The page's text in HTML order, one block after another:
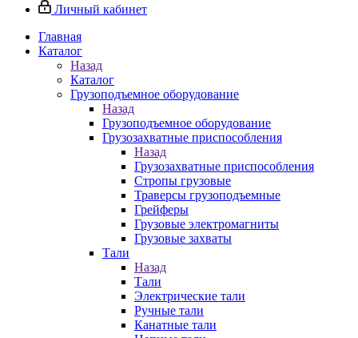
Личный кабинет
Главная
Каталог
Назад
Каталог
Грузоподъемное оборудование
Назад
Грузоподъемное оборудование
Грузозахватные приспособления
Назад
Грузозахватные приспособления
Стропы грузовые
Траверсы грузоподъемные
Грейферы
Грузовые электромагниты
Грузовые захваты
Тали
Назад
Тали
Электрические тали
Ручные тали
Канатные тали